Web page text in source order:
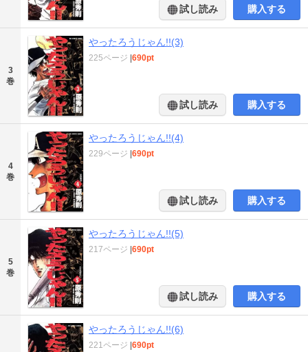
試し読み 購入する
3
巻
やったろうじゃん!!(3)
225ページ 690pt
試し読み 購入する
4
巻
やったろうじゃん!!(4)
229ページ 690pt
試し読み 購入する
5
巻
やったろうじゃん!!(5)
217ページ 690pt
試し読み 購入する
やったろうじゃん!!(6)
221ページ 690pt